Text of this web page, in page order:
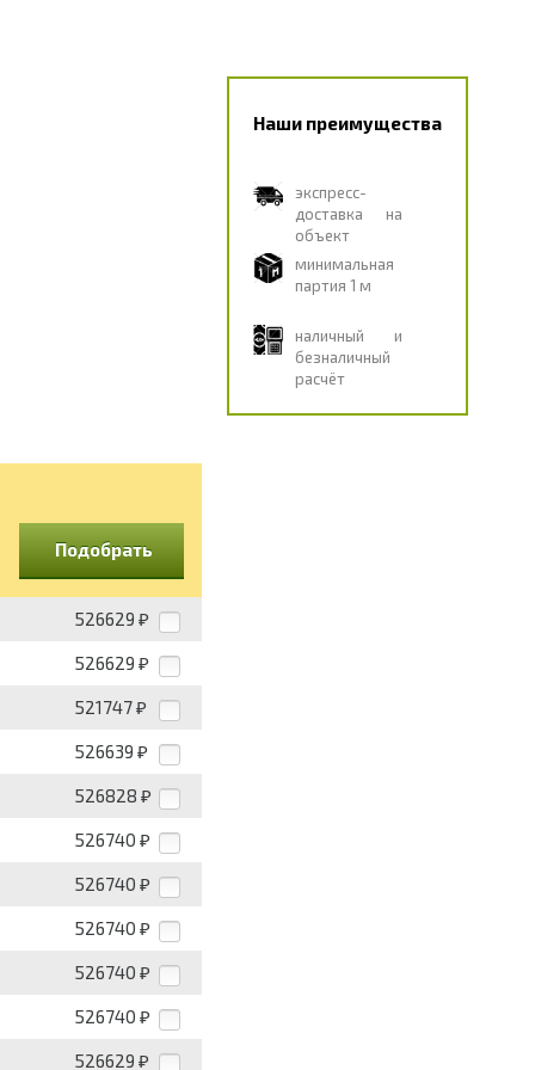
Наши преимущества
экспресс-
доставка на
объект
минимальная
партия 1 м
наличный и
безналичный
расчёт
Подобрать
526629 ₽
526629 ₽
521747 ₽
526639 ₽
526828 ₽
526740 ₽
526740 ₽
526740 ₽
526740 ₽
526740 ₽
526629 ₽